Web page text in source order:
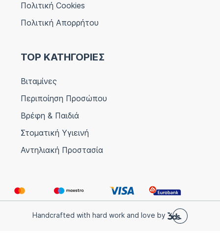
Πολιτική Cookies
Πολιτική Απορρήτου
TOP ΚΑΤΗΓΟΡΙΕΣ
Βιταμίνες
Περιποίηση Προσώπου
Βρέφη & Παιδιά
Στοματική Υγιεινή
Αντηλιακή Προστασία
Handcrafted with hard work and love by